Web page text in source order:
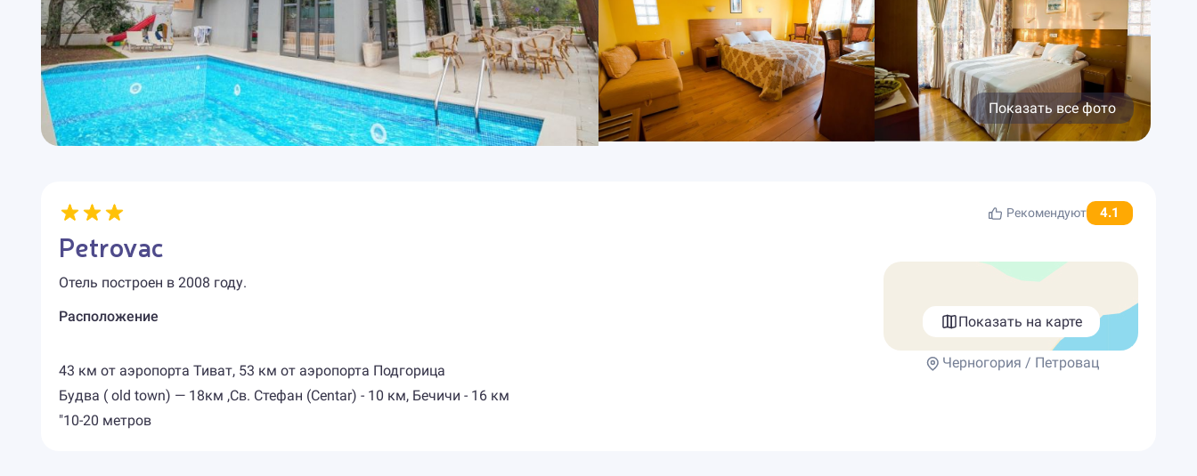
Показать все фото
Рекомендуют 4.1
Petrovac
Отель построен в 2008 году.
Расположение
43 км от аэропорта Тиват, 53 км от аэропорта Подгорица
Будва ( old town) — 18км ,Св. Стефан (Centar) - 10 км, Бечичи - 16 км
"10-20 метров
Показать на карте
Черногория / Петровац